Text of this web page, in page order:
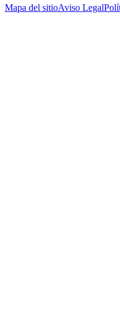
Mapa del sitioAviso Legal